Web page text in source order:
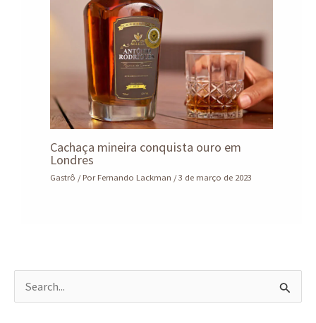
Cachaça mineira conquista ouro em
Londres
Gastrô / PorFernando Lackman /3 de março de 2023